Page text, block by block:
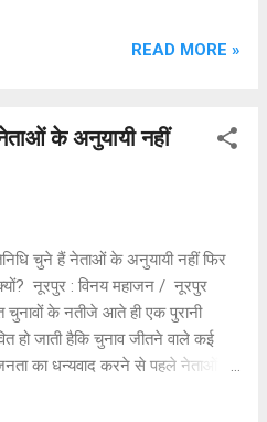
किया है। इस ज्ञापन में कांग्रेस
परीक्षाओं में सामने आई विसंगतियों को लेकर
के तत्काल इस्तीफे की पुरजोर मांग की
से अधिक छात्रों के भविष्य को संकट में
चलते देश भर के लाखों छात्र और
तनाव, अनिश्चितता और परीक्षा
खत्म होने के कारण भारी निराशा के दौर
READ MORE »
के अनुयायी नहीं
चुने हैं नेताओं के अनुयायी नहीं फिर
नूरपुर : विनय महाजन / नूरपुर
चुनावों के नतीजे आते ही एक पुरानी
हो जाती हैकि चुनाव जीतने वाले कई
का धन्यवाद करने से पहले नेताओं के